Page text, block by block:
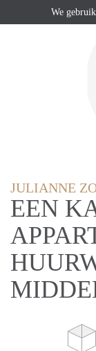
JULIANNE
EEN
We